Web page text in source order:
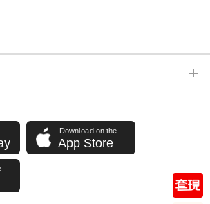
Download on the
App Store